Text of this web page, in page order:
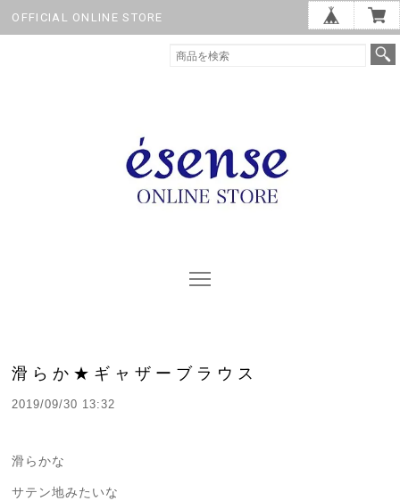
OFFICIAL ONLINE STORE
滑らか★ギャザーブラウス
2019/09/30 13:32
滑らかな
サテン地みたいな